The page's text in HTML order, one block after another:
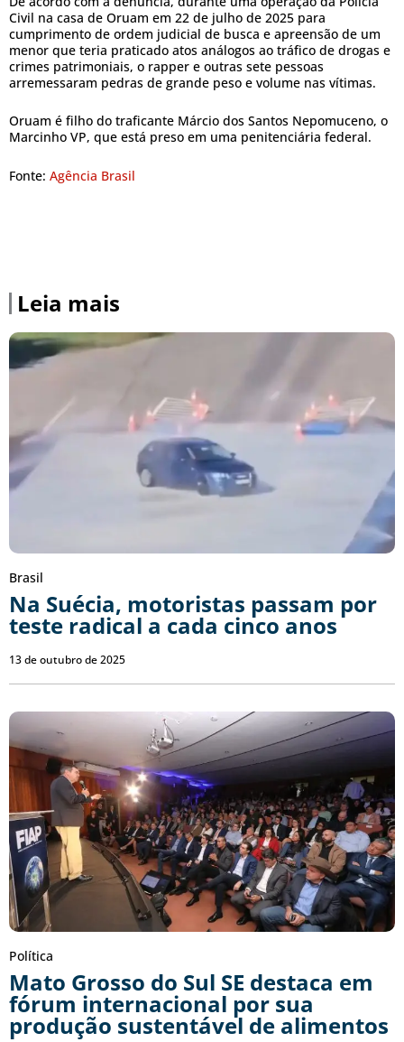
Civil na casa de Oruam em 22 de julho de 2025 para
cumprimento de ordem judicial de busca e apreensão de um
menor que teria praticado atos análogos ao tráfico de drogas e
crimes patrimoniais, o rapper e outras sete pessoas
arremessaram pedras de grande peso e volume nas vítimas.
Oruam é filho do traficante Márcio dos Santos Nepomuceno, o
Marcinho VP, que está preso em uma penitenciária federal.
Fonte: Agência Brasil
Leia mais
Brasil
Na Suécia, motoristas passam por
teste radical a cada cinco anos
13 de outubro de 2025
Política
Mato Grosso do Sul SE destaca em
fórum internacional por sua
produção sustentável de alimentos